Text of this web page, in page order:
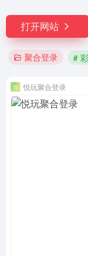
打开网站
聚合登录 #
悦玩聚合登录